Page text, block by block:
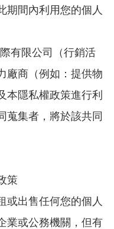
期間內利用您的個人
有限公司（行銷活
廠商（例如：提供物
本隱私權政策進行利
蒐集者，將於該共同
策
或出售任何您的個人
業或公務機關，但有